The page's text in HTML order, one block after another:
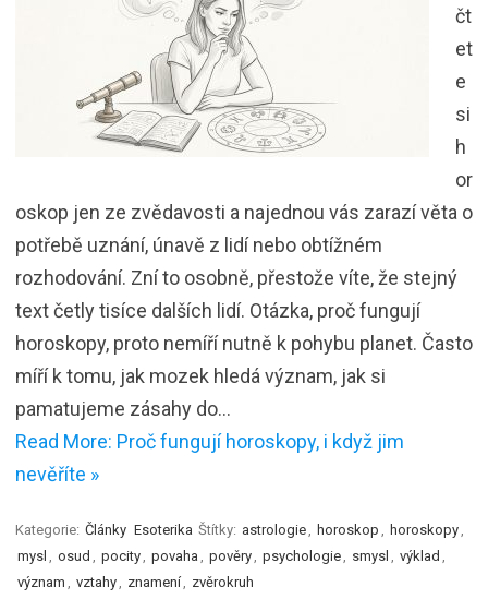
čt
et
e
si
h
or
oskop jen ze zvědavosti a najednou vás zarazí věta o
potřebě uznání, únavě z lidí nebo obtížném
rozhodování. Zní to osobně, přestože víte, že stejný
text četly tisíce dalších lidí. Otázka, proč fungují
horoskopy, proto nemíří nutně k pohybu planet. Často
míří k tomu, jak mozek hledá význam, jak si
pamatujeme zásahy do…
Read More: Proč fungují horoskopy, i když jim
nevěříte »
Kategorie: Články Esoterika Štítky: astrologie horoskop horoskopy
mysl
osud pocity povaha pověry psychologie smysl výklad
význam
vztahy znamení zvěrokruh